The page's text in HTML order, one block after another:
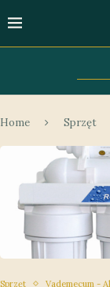
Home Sprzęt
Sprzęt Vademecum -